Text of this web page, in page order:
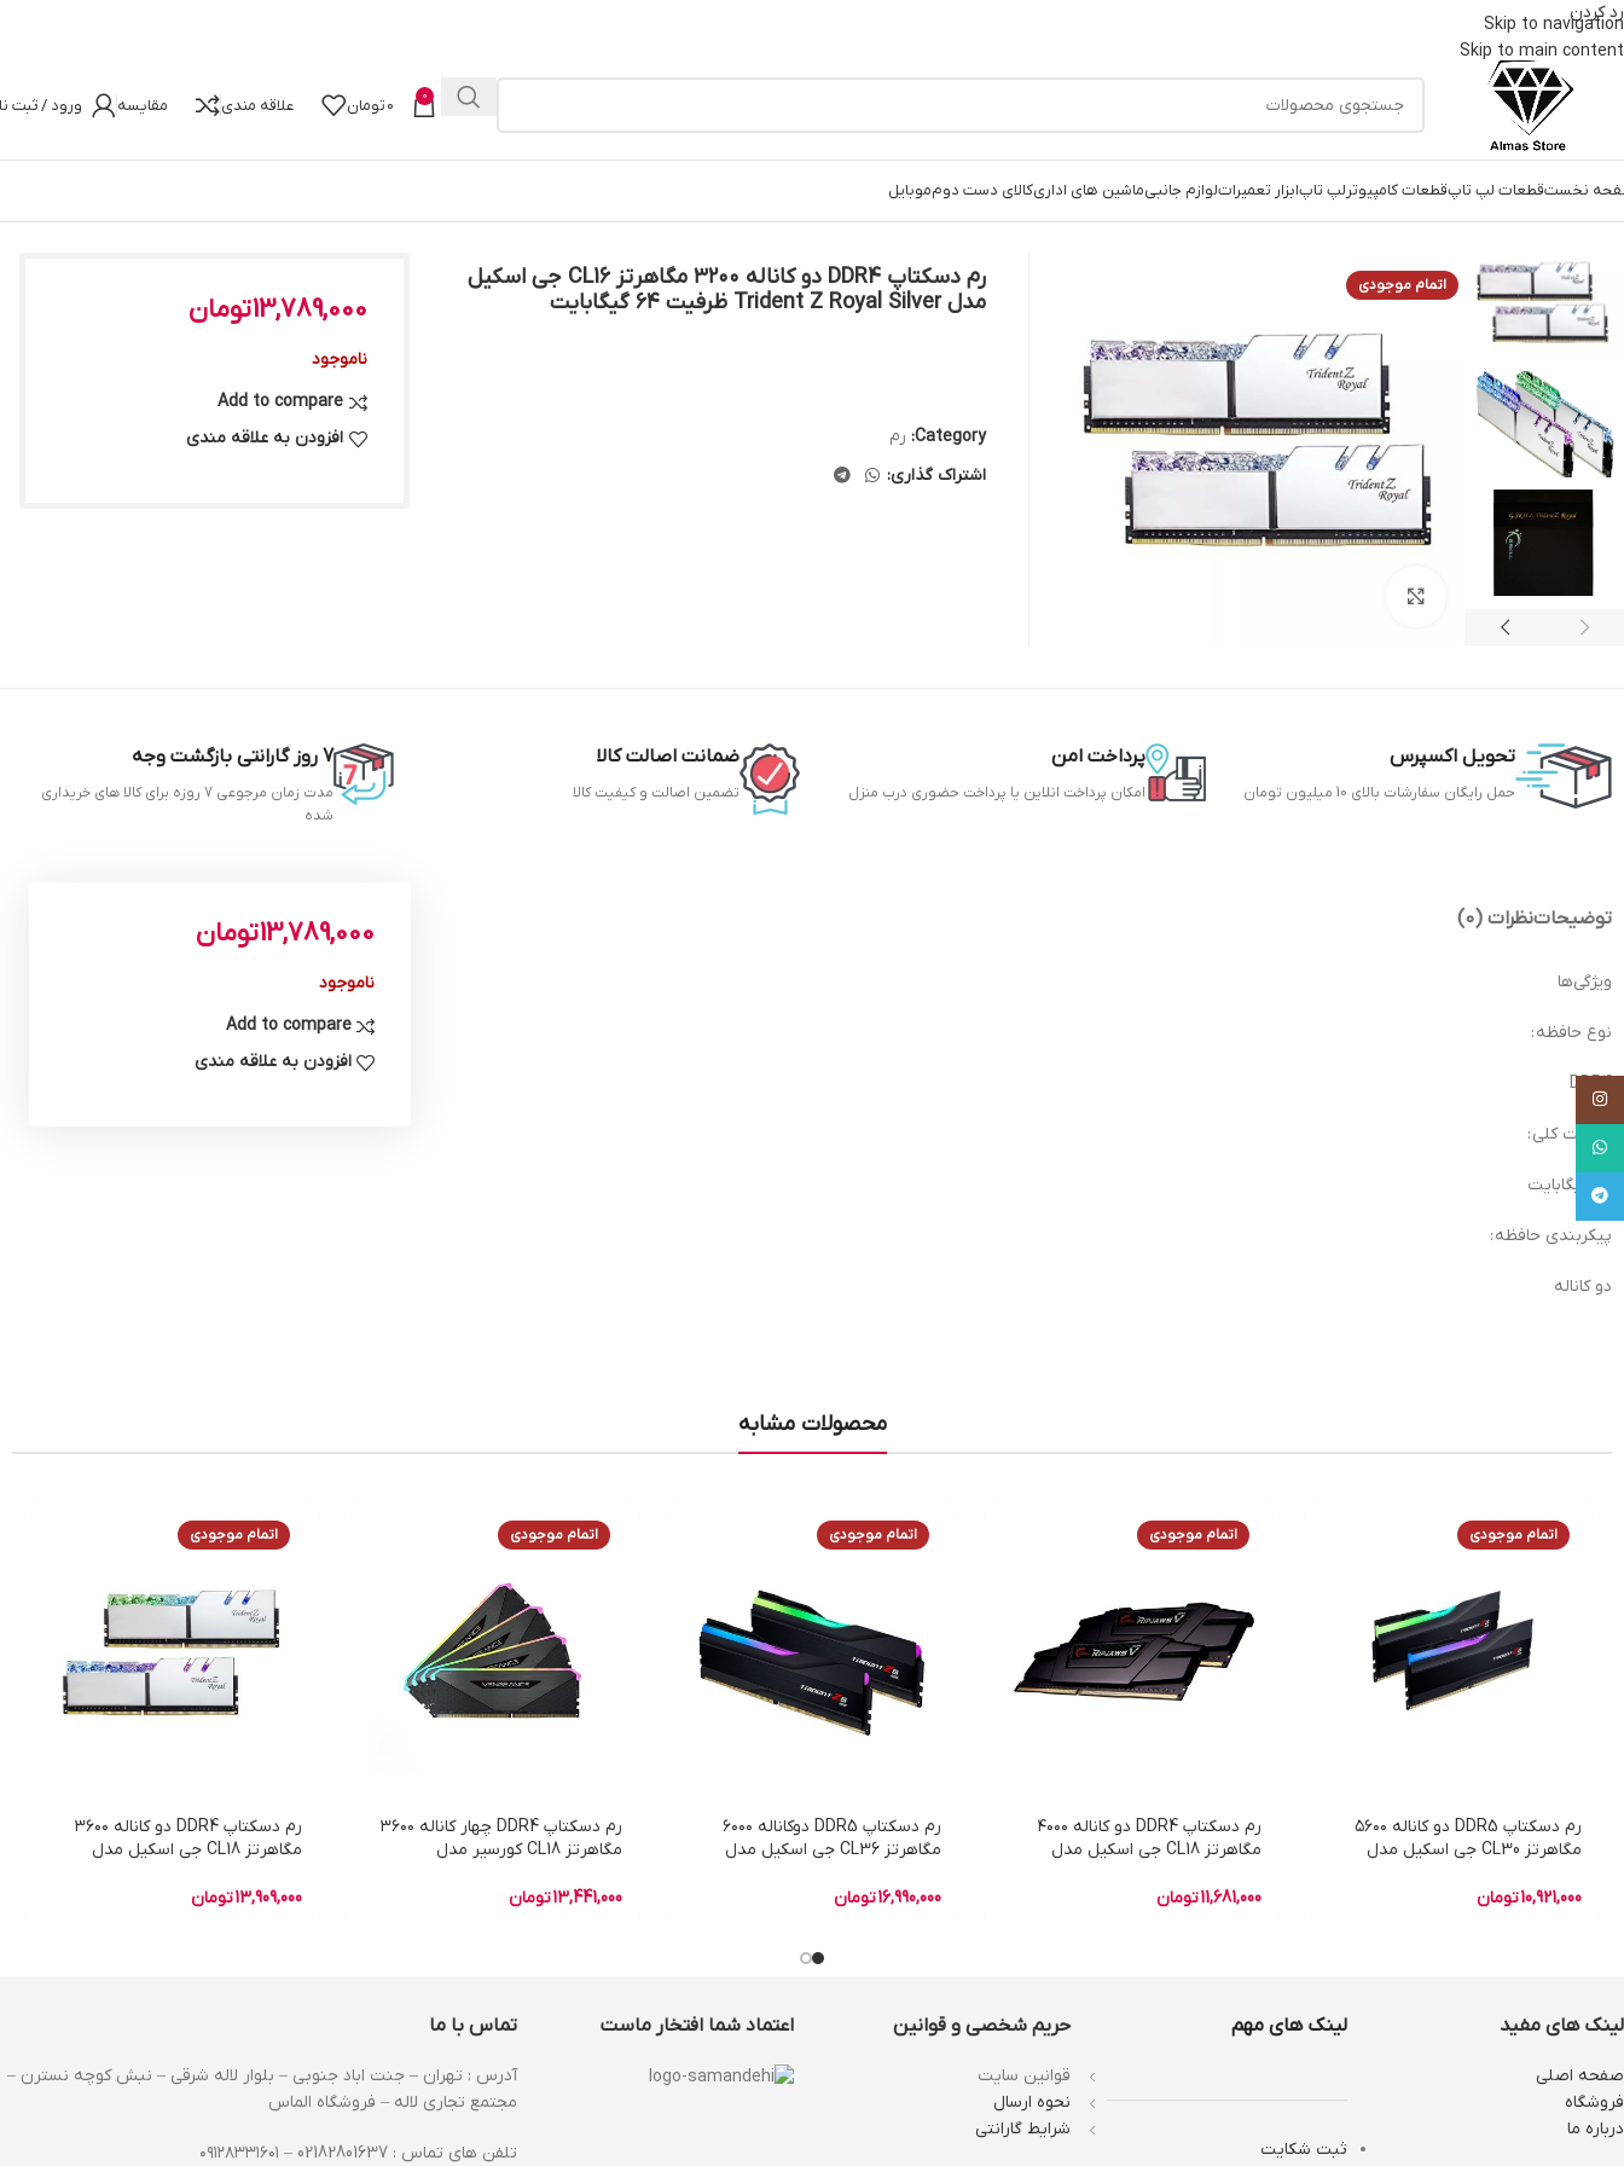
رد کردن
Skip to navigation
Skip to main content
0
0تومان علاقه مندی مقایسه ورود / ثبت
نخستقطعات لپ تاپقطعات کامپیوترلپ تاپابزار تعمیراتلوازم جانبیماشین های اداریکالای دست دومموبایل
اتمام موجودی
رم دسکتاپ DDR4 دو کاناله ۳۲۰۰ مگاهرتز CL16 جی اسکیل
مدل Trident Z Royal Silver ظرفیت ۶۴ گیگابایت
Category: رم
اشتراک گذاری:
13,789,000تومان
ناموجود
Add to compare
افزودن به علاقه مندی
تحویل اکسپرس
حمل رایگان سفارشات بالای 10 میلیون تومان
پرداخت امن
امکان پرداخت انلاین یا پرداخت حضوری درب منزل
ضمانت اصالت کالا
تضمین اصالت و کیفیت کالا
7 روز گارانتی بازگشت وجه
مدت زمان مرجوعی 7 روزه برای کالا های خریداری
شده
توضیحاتنظرات (0)
ویژگی‌ها
نوع حافظه :
DDR4
ظرفیت کلی :
۶۴ گیگابایت
پیکربندی حافظه :
دو کاناله
13,789,000تومان
ناموجود
Add to compare
افزودن به علاقه مندی
محصولات مشابه
اتمام موجودی
رم دسکتاپ DDR5 دو کاناله ۵۶۰۰
مگاهرتز CL30 جی اسکیل مدل
گیگابایت
10,921,000تومان
اتمام موجودی
رم دسکتاپ DDR4 دو کاناله ۴۰۰۰
مگاهرتز CL18 جی اسکیل مدل
11,681,000تومان
اتمام موجودی
رم دسکتاپ DDR5 دوکاناله ۶۰۰۰
مگاهرتز CL36 جی اسکیل مدل
گیگابایت
16,990,000تومان
اتمام موجودی
رم دسکتاپ DDR4 چهار کاناله ۳۶۰۰
مگاهرتز CL18 کورسیر مدل
گیگابایت
13,441,000تومان
اتمام موجودی
رم دسکتاپ DDR4 دو کاناله ۳۶۰۰
مگاهرتز CL18 جی اسکیل مدل
گیگابایت
13,909,000تومان
لینک های مفید
صفحه اصلی
فروشگاه
درباره ما
لینک های مهم
ثبت شکایت
حریم شخصی و قوانین
قوانین سایت
نحوه ارسال
شرایط گارانتی
اعتماد شما افتخار ماست تماس با ما
آدرس : تهران – جنت اباد جنوبی – بلوار لاله شرقی – نبش کوچه نسترن –
مجتمع تجاری لاله – فروشگاه الماس
تلفن های تماس : 02182801637 – ۰۹۱۲۸۳۳۱۶۰۱
WhatsApp
Telegram